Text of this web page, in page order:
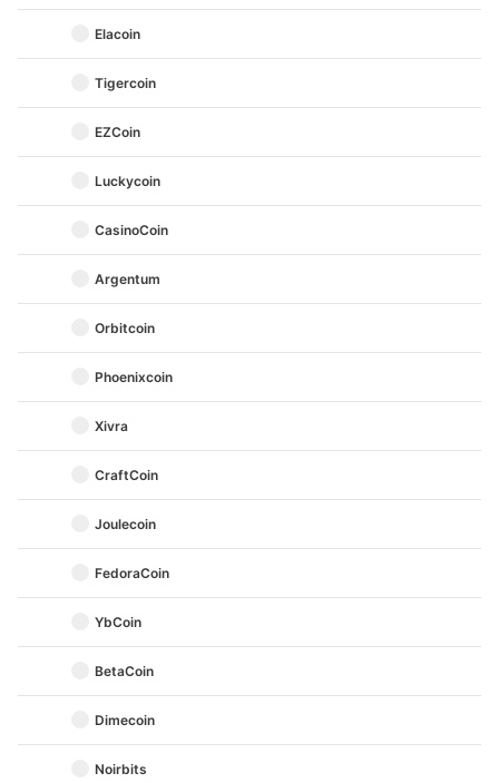
Elacoin
Tigercoin
EZCoin
Luckycoin
CasinoCoin
Argentum
Orbitcoin
Phoenixcoin
Xivra
CraftCoin
Joulecoin
FedoraCoin
YbCoin
BetaCoin
Dimecoin
Noirbits